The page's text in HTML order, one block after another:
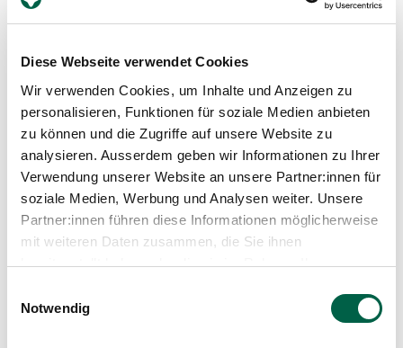
Diese Webseite verwendet Cookies
Wir verwenden Cookies, um Inhalte und Anzeigen zu
personalisieren, Funktionen für soziale Medien anbieten
zu können und die Zugriffe auf unsere Website zu
analysieren. Ausserdem geben wir Informationen zu Ihrer
Verwendung unserer Website an unsere Partner:innen für
soziale Medien, Werbung und Analysen weiter. Unsere
Partner:innen führen diese Informationen möglicherweise
mit weiteren Daten zusammen, die Sie ihnen
bereitgestellt haben oder die sie im Rahmen Ihrer
Notwendig
Medien lesen würden?
Techniken zu verbessern. Viele «Kleinigkeiten» können
einen deutlichen Sprung aus machen. Dabei
konzentrieren wir uns auf unsere Schwerpunkte. So
haben wir eine neue Technik zur Bauchstraffung
eingeführt. Damit brauchen die Patientinnen keine
Drainagen mehr. Gleichzeitig können wir auf die bisher
notwendige Narbe am Nabel verzichten. Auch bei
Bruststraffungen und Brustverkleinerungen haben wir
durch eine technische Modifikation die Operationszeit
deutlich reduzieren können, ohne das ästhetische
Ergebnis zu beeinträchtigen.